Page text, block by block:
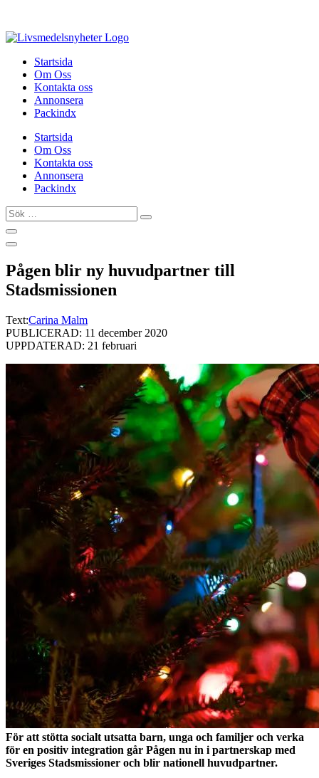
innehåll
Startsida
Om Oss
Kontakta oss
Annonsera
Packindx
Startsida
Om Oss
Kontakta oss
Annonsera
Packindx
Sök
…
Pågen blir ny huvudpartner till
Stadsmissionen
Text:Carina Malm
PUBLICERAD: 11 december 2020
UPPDATERAD: 21 februari
För att stötta socialt utsatta barn, unga och familjer och verka
för en positiv integration går Pågen nu in i partnerskap med
Sveriges Stadsmissioner och blir nationell huvudpartner.